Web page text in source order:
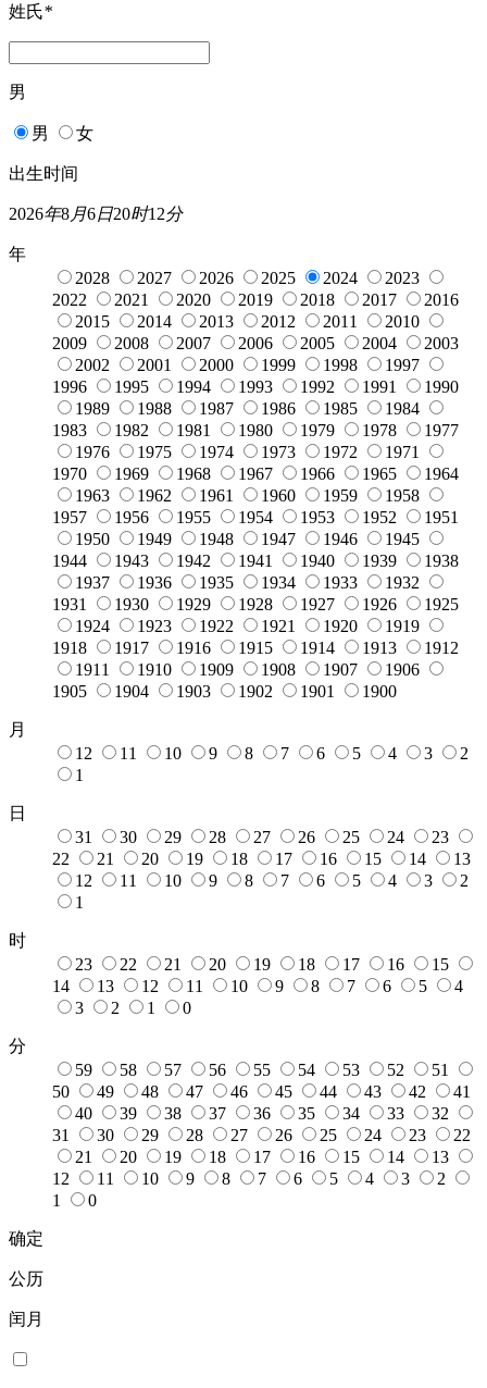
姓氏*
男
男 女
出生时间
2026年8月6日20时12分
年
2028
2027 2026 2025 2024
2023
2022
2021 2020 2019 2018 2017
2016
2015
2014 2013 2012 2011
2010
2009
2008 2007 2006 2005 2004
2003
2002
2001 2000 1999 1998
1997
1996
1995 1994 1993 1992 1991
1990
1989
1988 1987 1986 1985
1984
1983
1982 1981 1980 1979 1978
1977
1976
1975 1974 1973 1972
1971
1970
1969 1968 1967 1966 1965
1964
1963
1962 1961 1960 1959
1958
1957
1956 1955 1954 1953 1952
1951
1950
1949 1948 1947 1946
1945
1944
1943 1942 1941 1940 1939
1938
1937
1936 1935 1934 1933
1932
1931
1930 1929 1928 1927 1926
1925
1924
1923 1922 1921 1920
1919
1918
1917 1916 1915 1914 1913
1912
1911
1910 1909 1908 1907
1906
1905
1904 1903 1902 1901 1900
月
12
11 10 9 8 7 6 5 4 3
2
1
日
31
30 29 28 27 26 25 24
23
22
21 20 19 18 17 16 15 14
13
12
11 10 9 8 7 6 5 4 3
2
1
时
23
22 21 20 19 18 17 16
15
14
13 12 11 10 9 8 7 6 5
4
3
2 1 0
分
59
58 57 56 55 54 53 52
51
50
49 48 47 46 45 44 43 42
41
40
39 38 37 36 35 34 33
32
31
30 29 28 27 26 25 24 23
22
21
20 19 18 17 16 15 14
13
12
11 10 9 8 7 6 5 4 3
2
1
0
确定
公历
闰月